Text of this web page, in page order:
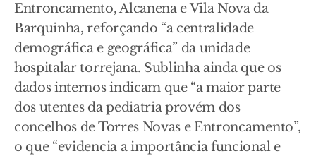
Entroncamento, Alcanena e Vila Nova da
Barquinha, reforçando “a centralidade
demográfica e geográfica” da unidade
hospitalar torrejana. Sublinha ainda que os
dados internos indicam que “a maior parte
dos utentes da pediatria provém dos
concelhos de Torres Novas e Entroncamento”,
o que “evidencia a importância funcional e